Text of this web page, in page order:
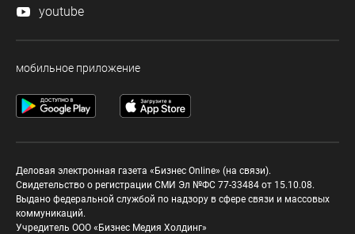
youtube
мобильное приложение
Деловая электронная газета «Бизнес Online» (на связи).
Свидетельство о регистрации СМИ Эл №ФС 77-33484 от 15.10.08.
Выдано федеральной службой по надзору в сфере связи и массовых
коммуникаций.
Учредитель ООО «Бизнес Медия Холдинг»